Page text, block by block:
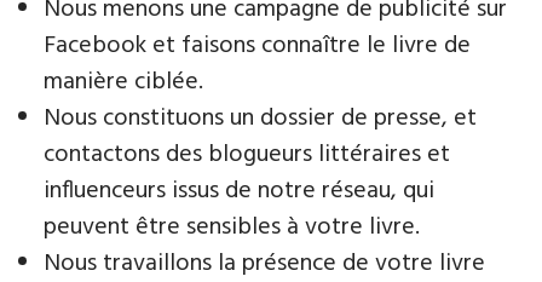
Nous menons une campagne de publicité sur
Facebook et faisons connaître le livre de
manière ciblée.
Nous constituons un dossier de presse, et
contactons des blogueurs littéraires et
influenceurs issus de notre réseau, qui
peuvent être sensibles à votre livre.
Nous travaillons la présence de votre livre